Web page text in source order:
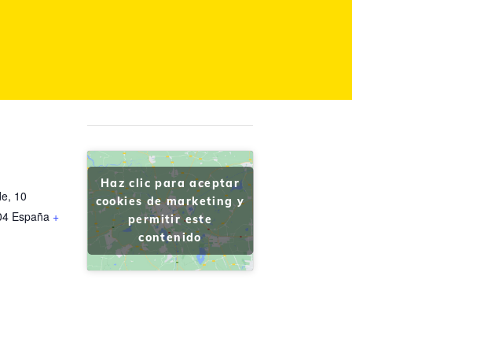
10
España +
Haz clic para aceptar
cookies de marketing y
permitir este
contenido